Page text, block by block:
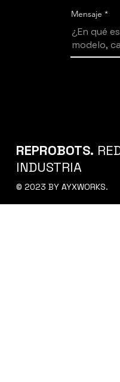
REPROBOTS.
INDUSTRIA
© 2023 BY AYXWORKS.
Mensaje